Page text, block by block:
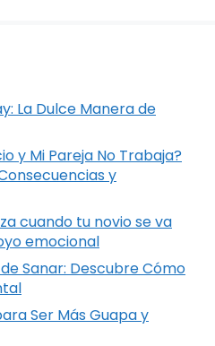
La Dulce Manera de
y Mi Pareja No Trabaja?
y
cuando tu novio se va
emocional
Sanar: Descubre Cómo
Ser Más Guapa y